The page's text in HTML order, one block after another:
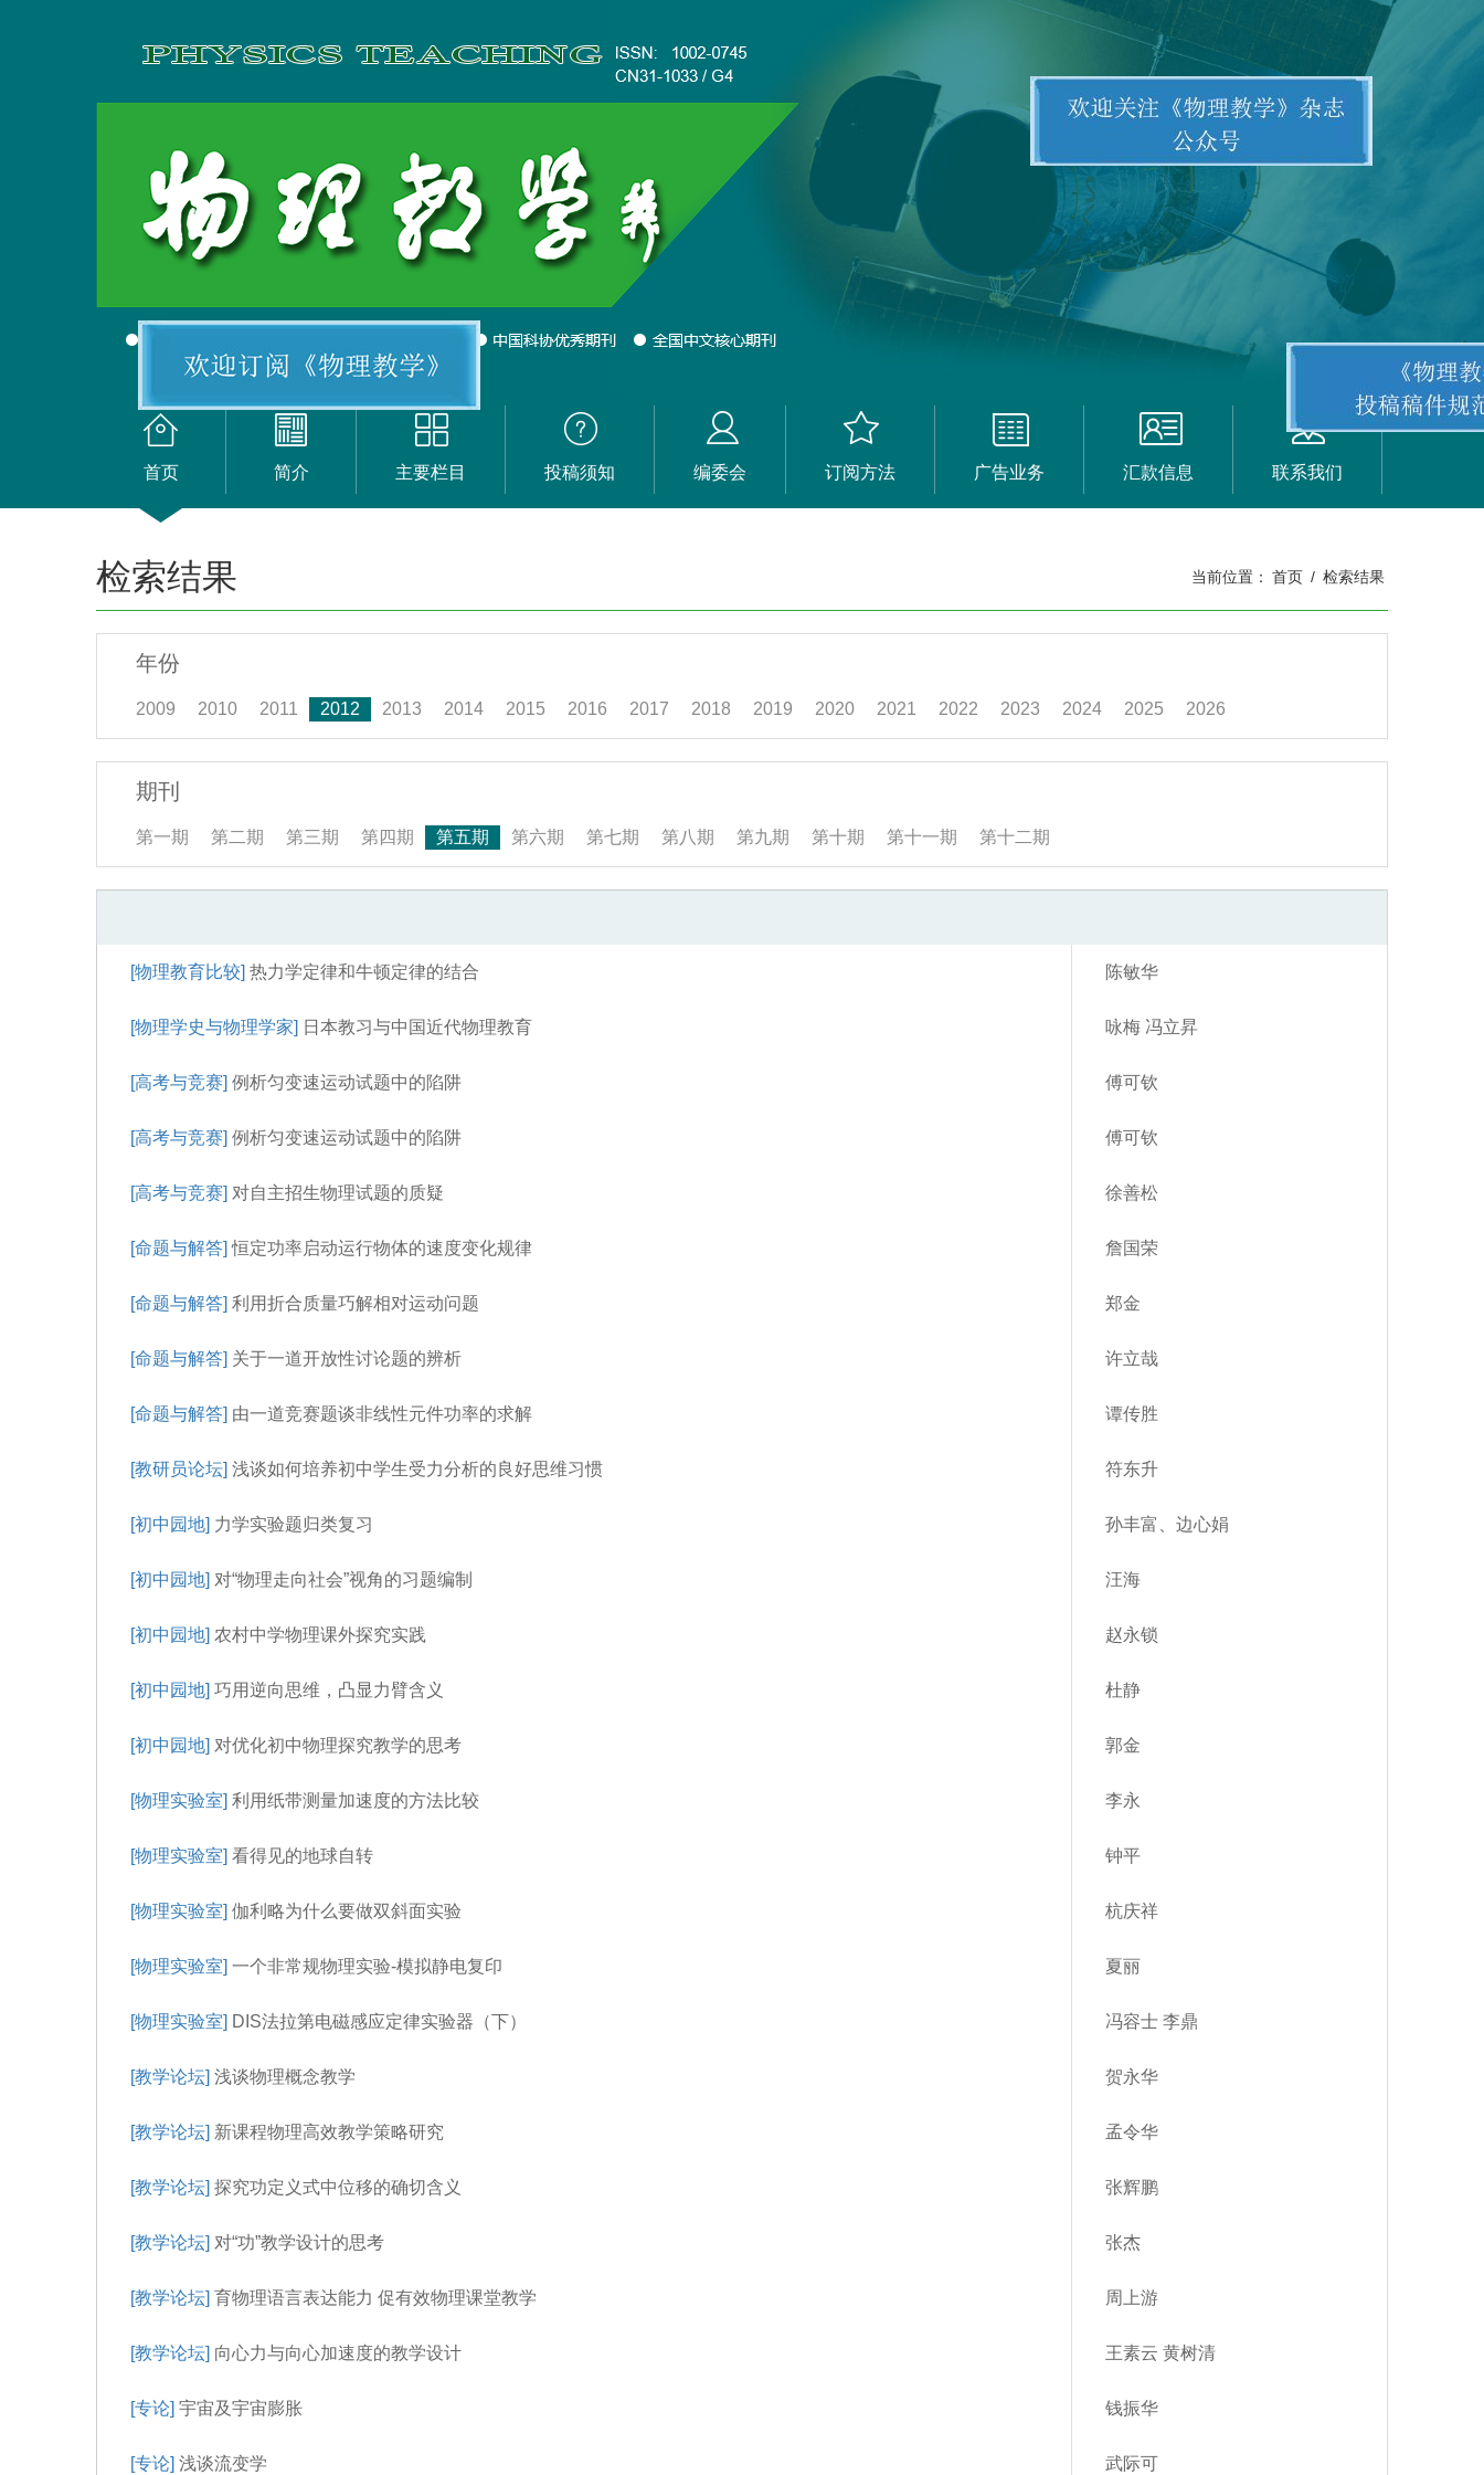
首页 简介 主要栏目 投稿须知 编委会 订阅方法 广告业务 汇款信息 联系我们
检索结果 当前位置： 首页 / 检索结果
年份
2009 2010 2011 2012 2013 2014 2015 2016 2017 2018 2019 2020 2021 2022 2023 2024 2025 2026
期刊
第一期 第二期 第三期 第四期 第五期 第六期 第七期 第八期 第九期 第十期 第十一期 第十二期
[物理教育比较] 热力学定律和牛顿定律的结合 陈敏华
[物理学史与物理学家] 日本教习与中国近代物理教育 咏梅 冯立昇
[高考与竞赛] 例析匀变速运动试题中的陷阱 傅可钦
[高考与竞赛] 例析匀变速运动试题中的陷阱 傅可钦
[高考与竞赛] 对自主招生物理试题的质疑 徐善松
[命题与解答] 恒定功率启动运行物体的速度变化规律 詹国荣
[命题与解答] 利用折合质量巧解相对运动问题 郑金
[命题与解答] 关于一道开放性讨论题的辨析 许立哉
[命题与解答] 由一道竞赛题谈非线性元件功率的求解 谭传胜
[教研员论坛] 浅谈如何培养初中学生受力分析的良好思维习惯 符东升
[初中园地] 力学实验题归类复习 孙丰富、边心娟
[初中园地] 对“物理走向社会”视角的习题编制 汪海
[初中园地] 农村中学物理课外探究实践 赵永锁
[初中园地] 巧用逆向思维，凸显力臂含义 杜静
[初中园地] 对优化初中物理探究教学的思考 郭金
[物理实验室] 利用纸带测量加速度的方法比较 李永
[物理实验室] 看得见的地球自转 钟平
[物理实验室] 伽利略为什么要做双斜面实验 杭庆祥
[物理实验室] 一个非常规物理实验-模拟静电复印 夏丽
[物理实验室] DIS法拉第电磁感应定律实验器（下） 冯容士 李鼎
[教学论坛] 浅谈物理概念教学 贺永华
[教学论坛] 新课程物理高效教学策略研究 孟令华
[教学论坛] 探究功定义式中位移的确切含义 张辉鹏
[教学论坛] 对“功”教学设计的思考 张杰
[教学论坛] 育物理语言表达能力 促有效物理课堂教学 周上游
[教学论坛] 向心力与向心加速度的教学设计 王素云 黄树清
[专论] 宇宙及宇宙膨胀 钱振华
[专论] 浅谈流变学 武际可